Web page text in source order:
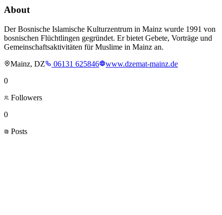
About
Der Bosnische Islamische Kulturzentrum in Mainz wurde 1991 von
bosnischen Flüchtlingen gegründet. Er bietet Gebete, Vorträge und
Gemeinschaftsaktivitäten für Muslime in Mainz an.
Mainz, DZ
06131 625846
www.dzemat-mainz.de
0
Followers
0
Posts